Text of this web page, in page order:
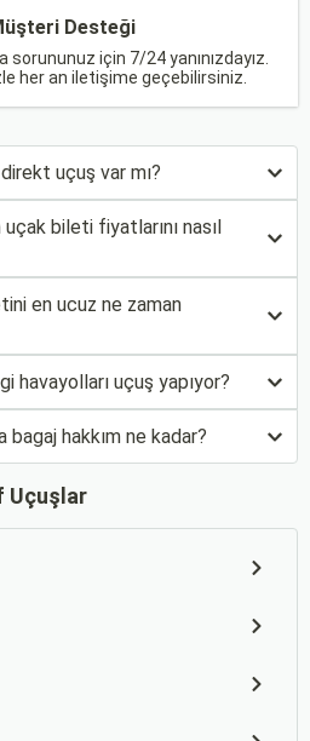
Desteği
için 7/24 yanınızdayız.
her an iletişime geçebilirsiniz.
uçuş var mı?
bileti fiyatlarını nasıl
en ucuz ne zaman
havayolları uçuş yapıyor?
hakkım ne kadar?
Uçuşlar